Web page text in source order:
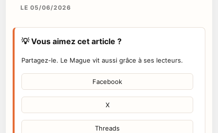
LE 05/06/2026
💡 Vous aimez cet article ?
Partagez-le. Le Mague vit aussi grâce à ses lecteurs.
Facebook
X
Threads